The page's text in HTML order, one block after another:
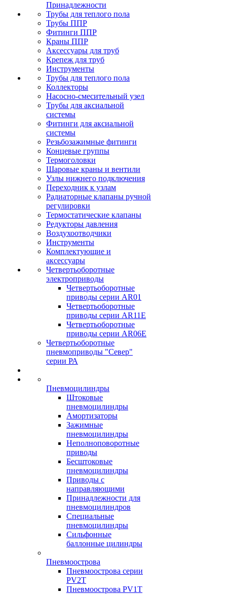
Принадлежности
Трубы для теплого пола
Трубы ППР
Фитинги ППР
Краны ППР
Аксессуары для труб
Крепеж для труб
Инструменты
Трубы для теплого пола
Коллекторы
Насосно-смесительный узел
Трубы для аксиальной
системы
Фитинги для аксиальной
системы
Резьбозажимные фитинги
Концевые группы
Термоголовки
Шаровые краны и вентили
Узлы нижнего подключения
Переходник к узлам
Радиаторные клапаны ручной
регулировки
Термостатические клапаны
Редукторы давления
Воздухоотводчики
Инструменты
Комплектующие и
аксессуары
Четвертьоборотные
электроприводы
Четвертьоборотные
приводы серии AR01
Четвертьоборотные
приводы серии AR11E
Четвертьоборотные
приводы серии AR06E
Четвертьоборотные
пневмоприводы "Север"
серии РА
Пневмоцилиндры
Штоковые
пневмоцилиндры
Амортизаторы
Зажимные
пневмоцилиндры
Неполноповоротные
приводы
Бесштоковые
пневмоцилиндры
Приводы с
направляющими
Принадлежности для
пневмоцилиндров
Специальные
пневмоцилиндры
Сильфонные
баллонные цилиндры
Пневмоострова
Пневмоострова серии
PV2T
Пневмоострова PV1T